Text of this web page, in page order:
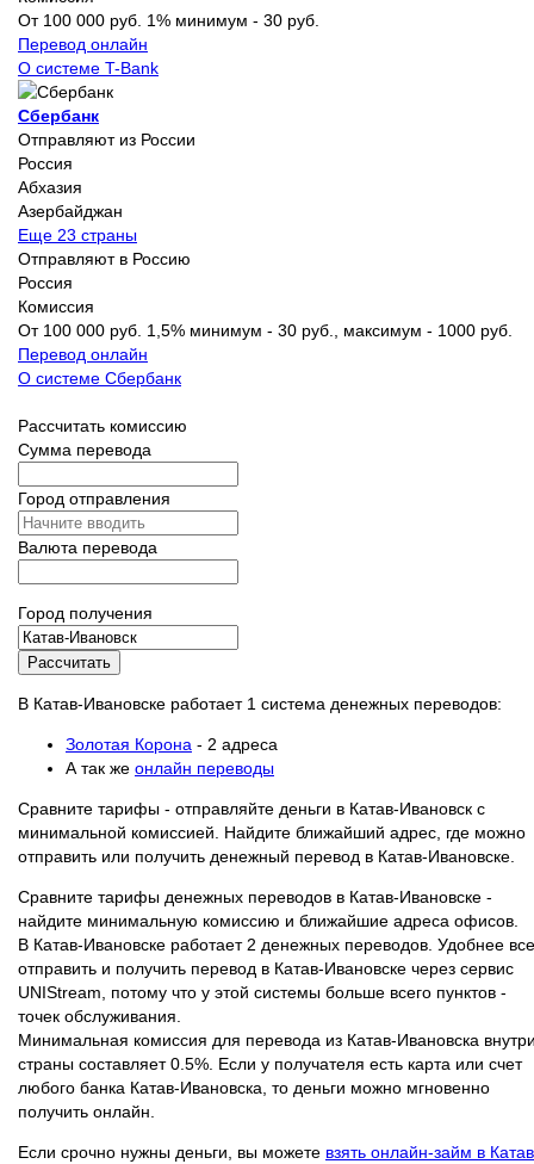
От 100 000 руб. 1% минимум - 30 руб.
Перевод онлайн
О системе T-Bank
Сбербанк
Отправляют из России
Россия
Абхазия
Азербайджан
Еще 23 страны
Отправляют в Россию
Россия
Комиссия
От 100 000 руб. 1,5% минимум - 30 руб., максимум - 1000 руб.
Перевод онлайн
О системе Сбербанк
Рассчитать комиссию
Сумма перевода
Город отправления
Валюта перевода
Город получения
Рассчитать
В Катав-Ивановске работает 1 система денежных переводов:
Золотая Корона - 2 адреса
А так же онлайн переводы
Сравните тарифы - отправляйте деньги в Катав-Ивановск с
минимальной комиссией. Найдите ближайший адрес, где можно
отправить или получить денежный перевод в Катав-Ивановске.
Сравните тарифы денежных переводов в Катав-Ивановске -
найдите минимальную комиссию и ближайшие адреса офисов.
В Катав-Ивановске работает 2 денежных переводов. Удобнее
отправить и получить перевод в Катав-Ивановске через сервис
UNIStream, потому что у этой системы больше всего пунктов -
точек обслуживания.
Минимальная комиссия для перевода из Катав-Ивановска
страны составляет 0.5%. Если у получателя есть карта или счет
любого банка Катав-Ивановска, то деньги можно мгновенно
получить онлайн.
Если срочно нужны деньги, вы можете взять онлайн-займ в